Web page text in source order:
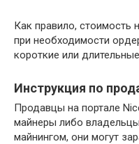
Как правило, стоимость
при необходимости
короткие или
Инструкция по
Продавцы на портале
майнеры либо
майнингом, они могут